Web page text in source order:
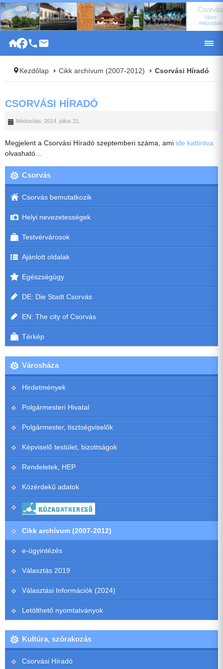
|
Kezdőlap Cikk archívum (2007-2012) Csorvási Híradó
CSORVÁSI HÍRADÓ
Módosítás: 2014. július 21.
Megjelent a Csorvási Híradó szeptemberi száma, ami ide kattintva
olvasható...
Csorvás
Csorvás bemutatkozik
Helyi nevezetességek
Testvérvárosok
Ajánlott oldalak
Egészségügy
DE: Die Stadt Csorvás
EN: The city of Csorvás
Térkép
Városháza
Hirdetmények
Polgármesteri Hivatal
Polgármester, tisztségviselők
Képviselő testület, bizottságok
Rendeletek, HEP
Közérdekű adatok
Cikk archívum (2007-2012)
e-ügyintézés
Választás 2019
Választási Információk (2024)
Letölthető nyomtatványok
Kultúra, szórakozás
Csorvási Híradó